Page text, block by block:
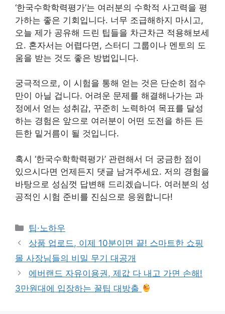
‘한국수학학력평가’는 여러분의 수학적 사고력을 평
가하는 좋은 기회입니다. 너무 조급해하지 마시고,
오늘 제가 공유해 드린 팁들을 차근차근 적용해보세
요. 혼자서는 어렵다면, 스터디 그룹이나 멘토의 도
움을 받는 것도 좋은 방법입니다.
궁극적으로, 이 시험을 통해 얻는 것은 단순히 점수
만이 아닐 겁니다. 어려운 문제를 해결해나가는 과
정에서 얻는 성취감, 꾸준히 노력하여 목표를 달성
하는 경험은 앞으로 여러분이 어떤 도전을 하든 든
든한 밑거름이 될 것입니다.
혹시 ‘한국수학학력평가’ 관련해서 더 궁금한 점이
있으시다면 언제든지 댓글 남겨주세요. 저의 경험을
바탕으로 성심껏 답변해 드리겠습니다. 여러분의 성
공적인 시험 준비를 진심으로 응원합니다!
Categories
팁·노하우
상품 업로드, 이제 10분이면 끝! 스마트한 쇼핑
몰 사장님들의 비밀 무기 대공개
에버랜드 자유이용권, 제값 다 내고 가면 손해!
3만원대에 입장하는 꿀팁 대방출